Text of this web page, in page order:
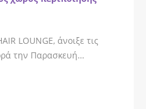
LOUNGE, άνοιξε τις
την Παρασκευή…